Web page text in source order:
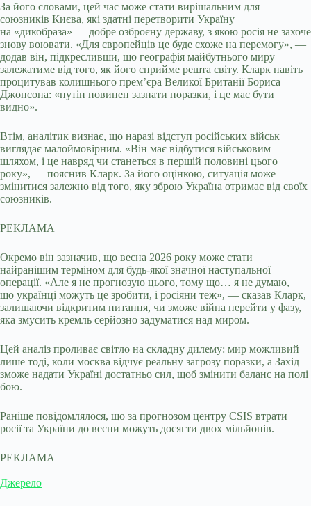
За його словами, цей час може стати вирішальним для
союзників Києва, які здатні перетворити Україну
на «дикобраза» — добре озброєну державу, з якою росія не захоче
знову воювати. «Для європейців це буде схоже на перемогу», —
додав він, підкресливши, що географія майбутнього миру
залежатиме від того, як його сприйме решта світу. Кларк навіть
процитував колишнього прем’єра Великої Британії Бориса
Джонсона: «путін повинен зазнати поразки, і це має бути
видно».
Втім, аналітик визнає, що наразі відступ російських військ
виглядає малоймовірним. «Він має відбутися військовим
шляхом, і це навряд чи станеться в першій половині цього
року», — пояснив Кларк. За його оцінкою, ситуація може
змінитися залежно від того, яку зброю Україна отримає від своїх
союзників.
РЕКЛАМА
Окремо він зазначив, що весна 2026 року може стати
найранішим терміном для будь-якої значної наступальної
операції. «Але я не прогнозую цього, тому що… я не думаю,
що українці можуть це зробити, і росіяни теж», — сказав Кларк,
залишаючи відкритим питання, чи зможе війна перейти у фазу,
яка змусить кремль серйозно задуматися над миром.
Цей аналіз проливає світло на складну дилему: мир можливий
лише тоді, коли москва відчує реальну загрозу поразки, а Захід
зможе надати Україні достатньо сил, щоб змінити баланс на полі
бою.
Раніше повідомлялося, що за прогнозом центру CSIS втрати
росії та України до весни можуть досягти двох мільйонів.
РЕКЛАМА
Джерело